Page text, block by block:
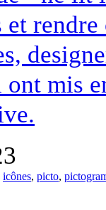
mis
icônes, picto,